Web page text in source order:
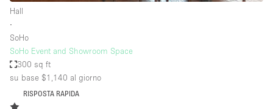
Villa / Casa
Dotazioni dello spazio
Hall
∙
SoHo
SoHo Event and Showroom Space
300 sq ft
su base $1,140 al giorno
RISPOSTA RAPIDA